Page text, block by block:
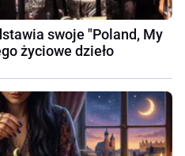
swoje "Poland, My
życiowe dzieło